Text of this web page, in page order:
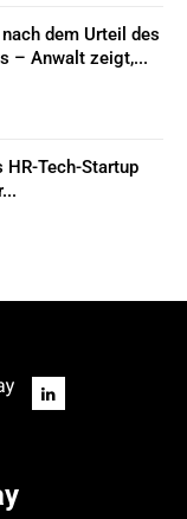
dem Urteil des
– Anwalt zeigt,...
HR-Tech-Startup